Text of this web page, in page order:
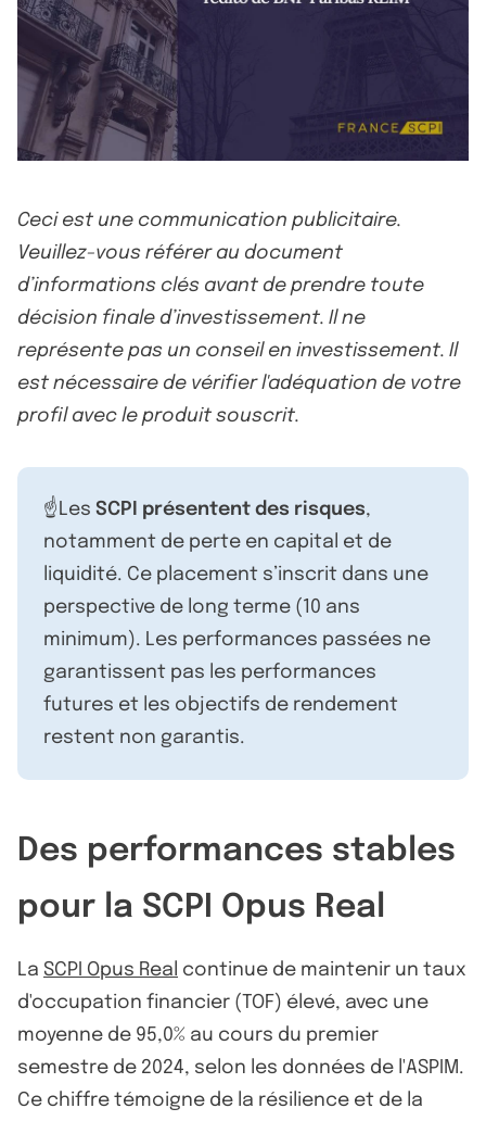
Ceci est une communication publicitaire.
Veuillez-vous référer au document
d’informations clés avant de prendre toute
décision finale d’investissement. Il ne
représente pas un conseil en investissement. Il
est nécessaire de vérifier l'adéquation de votre
profil avec le produit souscrit.
☝️Les SCPI présentent des risques,
notamment de perte en capital et de
liquidité. Ce placement s’inscrit dans une
perspective de long terme (10 ans
minimum). Les performances passées ne
garantissent pas les performances
futures et les objectifs de rendement
restent non garantis.
Des performances stables
pour la SCPI Opus Real
La SCPI Opus Real continue de maintenir un taux
d'occupation financier (TOF) élevé, avec une
moyenne de 95,0% au cours du premier
semestre de 2024, selon les données de l'ASPIM.
Ce chiffre témoigne de la résilience et de la